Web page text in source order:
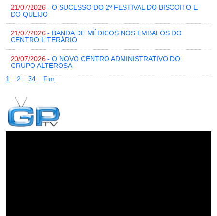
21/07/2026 - O SUCESSO DO 2º FESTIVAL DO BISCOITO E
DO QUEIJO
21/07/2026 - BANDA DE MÉDICOS NOS EMBALOS DO
CENTRO LITERÁRIO
20/07/2026 - O NOVO CENTRO ADMINISTRATIVO DO
GRUPO ALTEROSA
1
2 34 Fim